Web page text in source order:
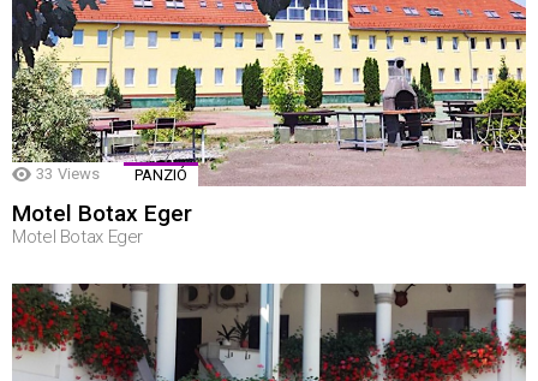
33 Views PANZIÓ
Motel Botax Eger
Motel Botax Eger